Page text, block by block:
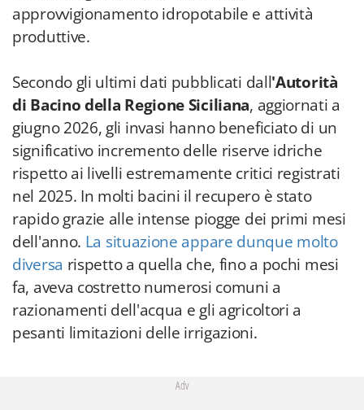
approvvigionamento idropotabile e attività
produttive.
Secondo gli ultimi dati pubblicati dall'Autorità
di Bacino della Regione Siciliana, aggiornati a
giugno 2026, gli invasi hanno beneficiato di un
significativo incremento delle riserve idriche
rispetto ai livelli estremamente critici registrati
nel 2025. In molti bacini il recupero è stato
rapido grazie alle intense piogge dei primi mesi
dell'anno. La situazione appare dunque molto
diversa rispetto a quella che, fino a pochi mesi
fa, aveva costretto numerosi comuni a
razionamenti dell'acqua e gli agricoltori a
pesanti limitazioni delle irrigazioni.
Adv